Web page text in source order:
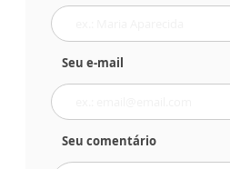
Seu e-mail
Seu comentário